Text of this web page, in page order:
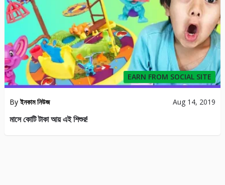
EARN FROM SOCIAL SITE
Byইনকাম নিউজ Aug 14, 2019
মাসে কোটি টাকা আয় এই শিশুর!